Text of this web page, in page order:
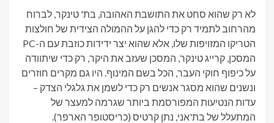
לא רק שהוא סחט את התושבת האהובה, בת' טינקר, לברוח
מהרחוב לתמיד רק כדי להגן על ההמולה הצידית של חולצות
הטריקו המזויפות שלו, אלא שהוא יצר ידידות כוזבת עם ה-PC
המסכן, קרייג טינקר, המסכן שעזב את היקר, רק כדי שיתוודה
על כיפוף חוקי העבר, הכל בשם המינוף. היו גם מקרים חוזרים
ונשנים שהוא מסגר אנשים רק כדי לשמן את גלגלי הצדק –
עדות הנטיעות המפורסמת ביותר שגרמה למעצר של
המתעלל של בת'אני, נתן קרטיס (כריסטופר הארפר).